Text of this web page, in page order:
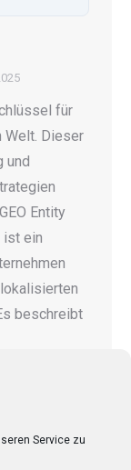
Service zu
für
Welt. Dieser
und
Entity
ist ein
beschreibt
20
…